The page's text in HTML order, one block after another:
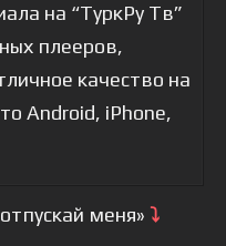
на “ТуркРу Тв”
плееров,
качество на
Android, iPhone,
меня» ⤵